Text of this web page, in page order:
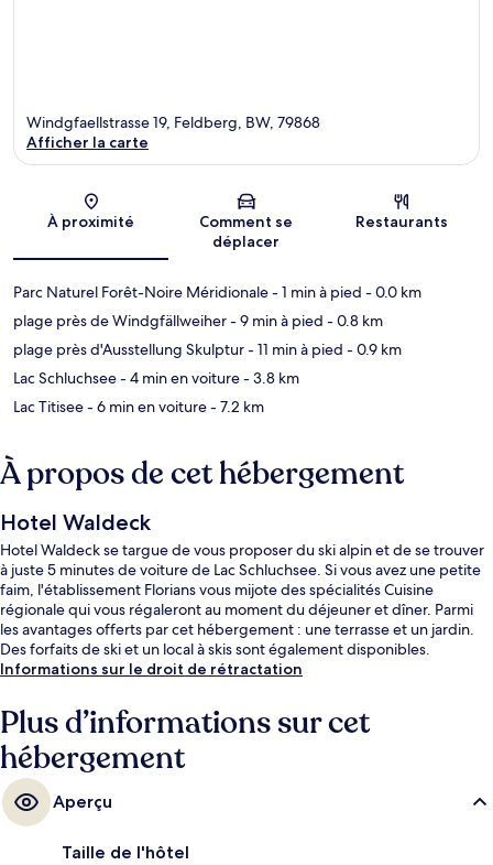
Carte
Windgfaellstrasse 19, Feldberg, BW, 79868
Afficher la carte
À proximité
Comment se
déplacer
Restaurants
Parc Naturel Forêt-Noire Méridionale- 1 min à pied - 0.0 km
plage près de Windgfällweiher- 9 min à pied - 0.8 km
plage près d'Ausstellung Skulptur- 11 min à pied - 0.9 km
Lac Schluchsee- 4 min en voiture- 3.8 km
Lac Titisee- 6 min en voiture- 7.2 km
À propos de cet hébergement
Hotel Waldeck
Hotel Waldeck se targue de vous proposer du ski alpin et de se trouver
à juste 5 minutes de voiture de Lac Schluchsee. Si vous avez une petite
faim, l'établissement Florians vous mijote des spécialités Cuisine
régionale qui vous régaleront au moment du déjeuner et dîner. Parmi
les avantages offerts par cet hébergement : une terrasse et un jardin.
Des forfaits de ski et un local à skis sont également disponibles.
Informations sur le droit de rétractation
Plus d’informations sur cet
hébergement
Aperçu
Taille de l'hôtel